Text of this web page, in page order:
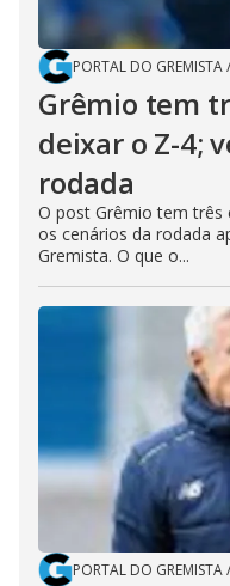
PORTAL DO GREMISTA/
Grêmio tem
deixar o Z-4;
rodada
O post Grêmio tem três
os cenários da rodada
Gremista. O que o...
PORTAL DO GREMISTA/